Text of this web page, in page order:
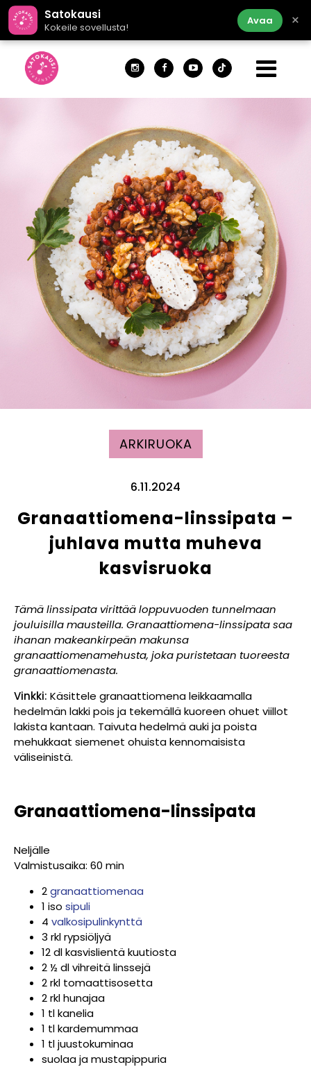
Satokausi
Kokeile sovellusta!
Avaa ×
ARKIRUOKA
6.11.2024
Granaattiomena-linssipata –
juhlava mutta muheva
kasvisruoka
Tämä linssipata virittää loppuvuoden tunnelmaan
jouluisilla mausteilla. Granaattiomena-linssipata saa
ihanan makeankirpeän makunsa
granaattiomenamehusta, joka puristetaan tuoreesta
granaattiomenasta.
Vinkki: Käsittele granaattiomena leikkaamalla
hedelmän lakki pois ja tekemällä kuoreen ohuet viillot
lakista kantaan. Taivuta hedelmä auki ja poista
mehukkaat siemenet ohuista kennomaisista
väliseinistä.
Granaattiomena-linssipata
Neljälle
Valmistusaika: 60 min
2granaattiomenaa
1 iso sipuli
4 valkosipulinkynttä
3 rkl rypsiöljyä
12 dl kasvislientä kuutiosta
2 ½ dl vihreitä linssejä
2 rkl tomaattisosetta
2 rkl hunajaa
1 tl kanelia
1 tl kardemummaa
1 tl juustokuminaa
suolaa ja mustapippuria